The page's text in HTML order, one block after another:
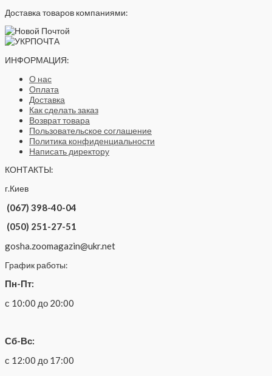
Доставка товаров компаниями:
ИНФОРМАЦИЯ:
О нас
Оплата
Доставка
Как сделать заказ
Возврат товара
Пользовательское соглашение
Политика конфиденциальности
Написать директору
КОНТАКТЫ:
г.Киев
(067) 398-40-04
(050) 251-27-51
gosha.zoomagazin@ukr.net
График работы:
Пн-Пт:
с 10:00 до 20:00
Сб-Вс:
с 12:00 до 17:00